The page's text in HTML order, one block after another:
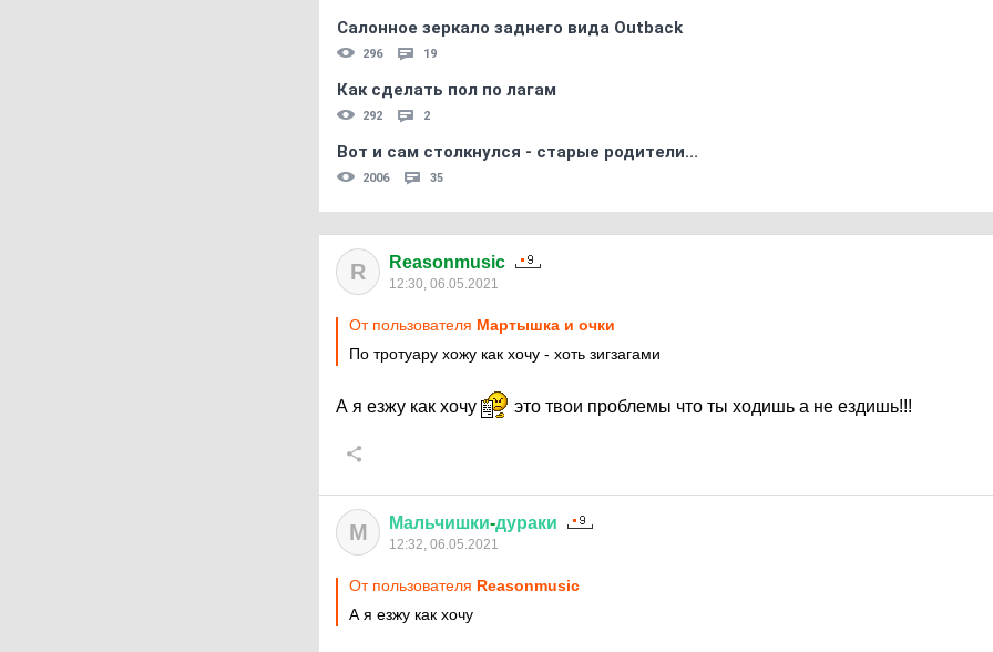
Салонное зеркало заднего вида Outback
296 19
Как сделать пол по лагам
292 2
Вот и сам столкнулся - старые родители...
2006 35
R Reasonmusic
12:30, 06.05.2021
От пользователя Мартышка и очки
По тротуару хожу как хочу - хоть зигзагами
А я езжу как хочу это твои проблемы что ты ходишь а не ездишь!!!
М Мальчишки-дураки
12:32, 06.05.2021
От пользователя Reasonmusic
А я езжу как хочу